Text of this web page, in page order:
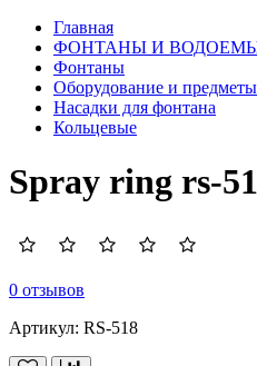
Главная
ФОНТАНЫ И
Фонтаны
Оборудование и
Насадки для фонтана
Кольцевые
Spray ring rs-
0 отзывов
Артикул: RS-518